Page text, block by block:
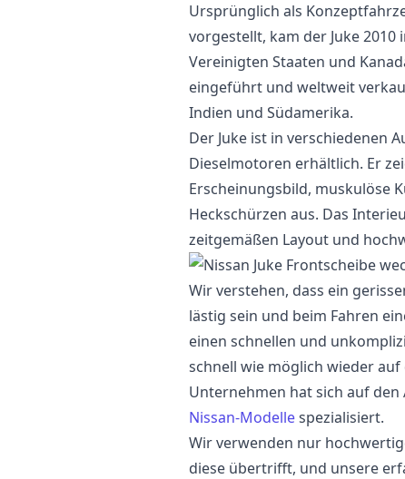
Ursprünglich als
vorgestellt, kam der Juke
Vereinigten Staaten und
eingeführt und weltweit
Indien und Südamerika.
Der Juke ist in verschiedenen
Dieselmotoren erhältlich. Er
Erscheinungsbild, muskulöse
Heckschürzen aus. Das
zeitgemäßen Layout und
Wir verstehen, dass ein
lästig sein und beim Fahren
einen schnellen und
schnell wie möglich wieder
Unternehmen hat sich auf
Nissan-Modellespezialisiert.
Wir verwenden nur
diese übertrifft, und unsere